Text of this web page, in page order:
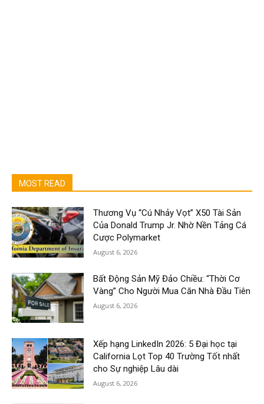
MOST READ
Thương Vụ “Cú Nhảy Vọt” X50 Tài Sản
Của Donald Trump Jr. Nhờ Nền Tảng Cá
Cược Polymarket
August 6, 2026
Bất Động Sản Mỹ Đảo Chiều: “Thời Cơ
Vàng” Cho Người Mua Căn Nhà Đầu Tiên
August 6, 2026
Xếp hạng LinkedIn 2026: 5 Đại học tại
California Lọt Top 40 Trường Tốt nhất
cho Sự nghiệp Lâu dài
August 6, 2026